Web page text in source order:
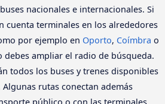
nacionales e internacionales. Si
cuenta terminales en los alrededores
por ejemplo en Oporto, Coímbra o
debes ampliar el radio de búsqueda.
todos los buses y trenes disponibles
rutas conectan además